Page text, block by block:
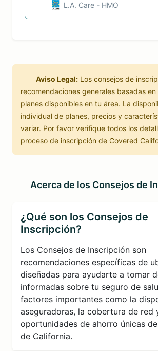
L.A. Care - HMO
Aviso Legal:Los consejos de
recomendaciones generales basadas
planes disponibles en tu área. La
individual de planes, precios y
variar. Por favor verifique todos los
proceso de inscripción de Covered
Acerca de los Consejos de
¿Qué son los Consejos de
Inscripción?
Los Consejos de Inscripción son
recomendaciones específicas de
diseñadas para ayudarte a tomar
informadas sobre tu seguro de
factores importantes como la
aseguradoras, la cobertura de red
oportunidades de ahorro únicas
de California.